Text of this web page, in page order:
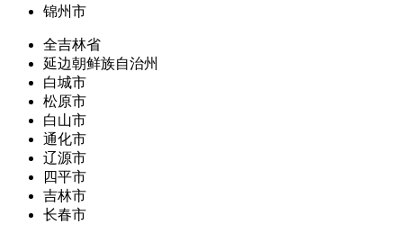
锦州市
全吉林省
延边朝鲜族自治州
白城市
松原市
白山市
通化市
辽源市
四平市
吉林市
长春市